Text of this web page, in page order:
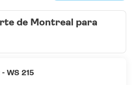
de Montreal para
WS 215